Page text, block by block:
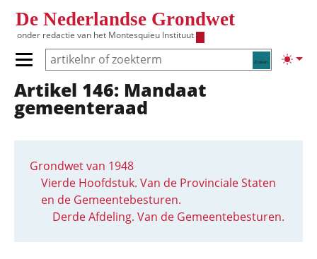
De Nederlandse Grondwet
onder redactie van het Montesquieu Instituut
Zoeken
Primair menu tonen/verbergen
Hoofdnavigatie
Artikel 146: Mandaat
gemeenteraad
Grondwet van 1948
Vierde Hoofdstuk. Van de Provinciale Staten
en de Gemeentebesturen.
Derde Afdeling. Van de Gemeentebesturen.